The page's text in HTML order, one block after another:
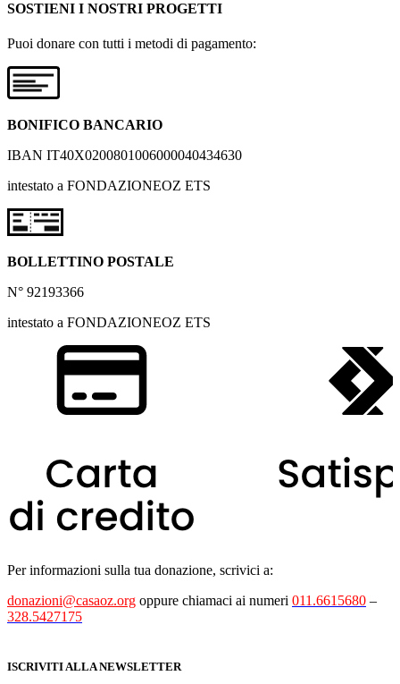
SOSTIENI I NOSTRI PROGETTI
Puoi donare con tutti i metodi di pagamento:
BONIFICO BANCARIO
IBAN IT40X0200801006000040434630
intestato a FONDAZIONEOZ ETS
BOLLETTINO POSTALE
N° 92193366
intestato a FONDAZIONEOZ ETS
Per informazioni sulla tua donazione, scrivici a:
donazioni@casaoz.org oppure chiamaci ai numeri 011.6615680 –
328.5427175
ISCRIVITI ALLA NEWSLETTER